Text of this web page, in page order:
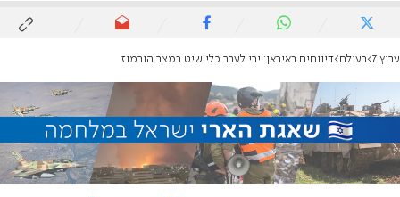
ערוץ 7 בעולם דיווחים באיראן: ירי לעבר כלי שיט במצר הורמוז